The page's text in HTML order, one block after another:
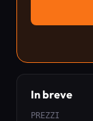
In breve
PREZZI